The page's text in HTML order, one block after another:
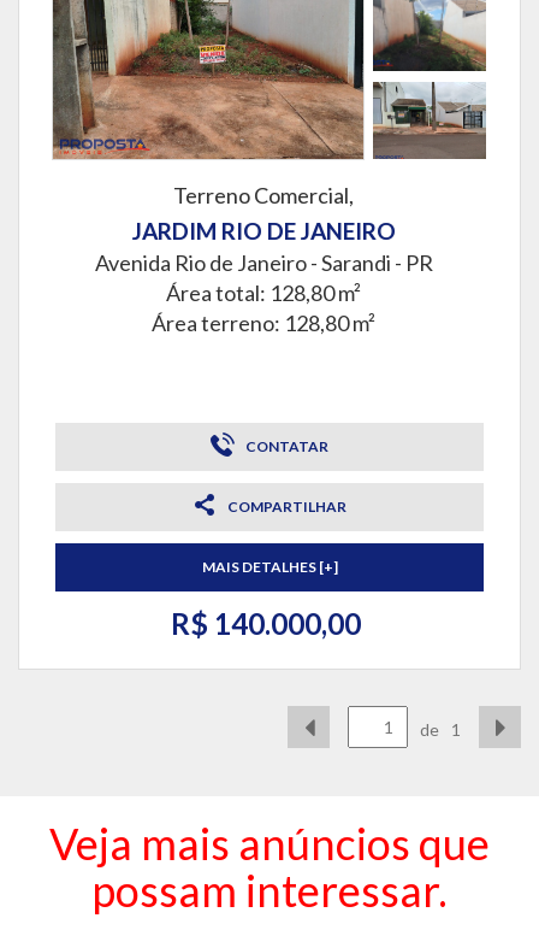
Terreno Comercial,
JARDIM RIO DE JANEIRO
Avenida Rio de Janeiro -Sarandi - PR
Área total: 128,80 m²
Área terreno: 128,80 m²
CONTATAR
COMPARTILHAR
MAIS DETALHES [+]
R$ 140.000,00
de 1
Veja mais anúncios que
possam interessar.